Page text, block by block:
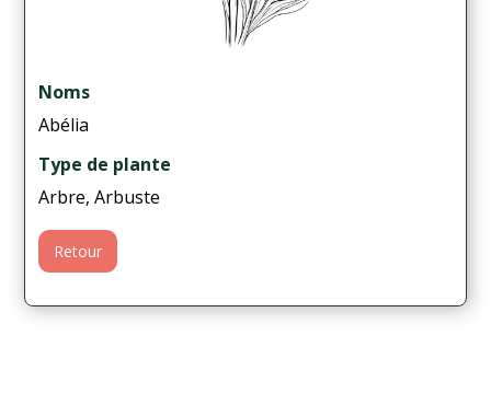
Noms
Abélia
Type de plante
Arbre, Arbuste
Retour